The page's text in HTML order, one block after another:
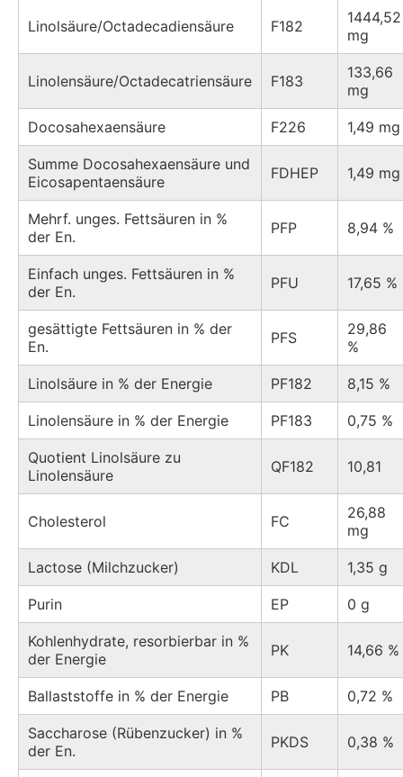
Linolsäure/Octadecadiensäure F182
1444,52
mg
Linolensäure/Octadecatriensäure F183
133,66
mg
Docosahexaensäure F226 1,49 mg
Summe Docosahexaensäure und
Eicosapentaensäure
FDHEP 1,49 mg
Mehrf. unges. Fettsäuren in %
der En.
PFP 8,94 %
Einfach unges. Fettsäuren in %
der En.
PFU 17,65 %
gesättigte Fettsäuren in % der
En.
PFS
29,86
%
Linolsäure in % der Energie PF182 8,15 %
Linolensäure in % der Energie PF183 0,75 %
Quotient Linolsäure zu
Linolensäure
QF182 10,81
Cholesterol FC
26,88
mg
Lactose (Milchzucker) KDL 1,35 g
Purin EP 0 g
Kohlenhydrate, resorbierbar in %
der Energie
PK 14,66 %
Ballaststoffe in % der Energie PB 0,72 %
Saccharose (Rübenzucker) in %
der En.
PKDS 0,38 %